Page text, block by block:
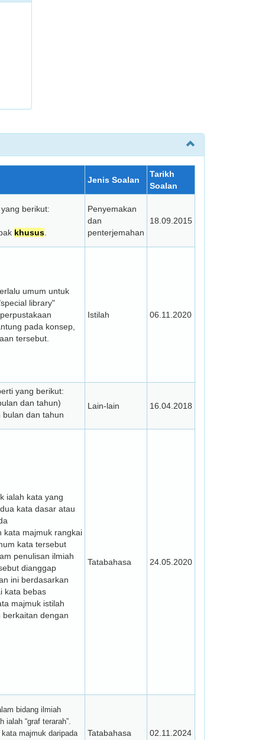
Jenis Soalan
Tarikh
Soalan
berikut:
khusus
Penyemakan
dan
penterjemahan
18.09.2015
umum untuk
library"
pada konsep,
tersebut.
Istilah 06.11.2020
yang berikut:
dan tahun)
dan tahun
Lain-lain 16.04.2018
ialah kata yang
kata dasar atau
kata majmuk rangkai
kata tersebut
penulisan ilmiah
dianggap
ini berdasarkan
kata bebas
majmuk istilah
dengan
Tatabahasa 24.05.2020
bidang ilmiah
ialah “graf terarah”.
majmuk daripada
Tatabahasa 02.11.2024